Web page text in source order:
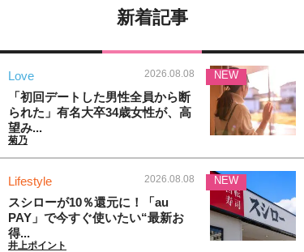
新着記事
Love 2026.08.08
「初回デートした男性全員から断
られた」有名大卒34歳女性が、高
望み...
菊乃
NEW
Lifestyle 2026.08.08
スシローが10％還元に！「au
PAY」で今すぐ使いたい“最新お
得...
井上ポイント
NEW